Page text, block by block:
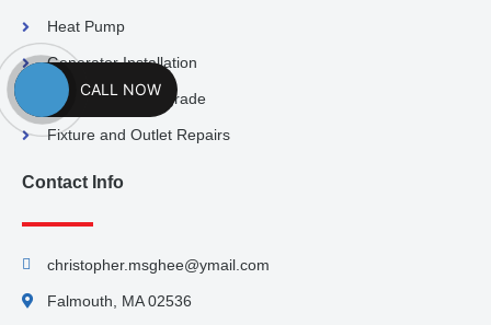
Heat Pump
Generator Installation
Electric Panel Upgrade
Fixture and Outlet Repairs
Contact Info
christopher.msghee@ymail.com
Falmouth, MA 02536
CALL NOW